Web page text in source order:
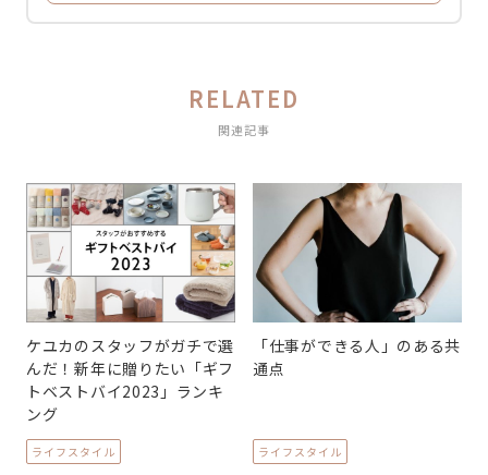
RELATED
関連記事
ケユカのスタッフがガチで選
んだ！新年に贈りたい「ギフ
トベストバイ2023」ランキ
ング
ライフスタイル
「仕事ができる人」のある共
通点
ライフスタイル